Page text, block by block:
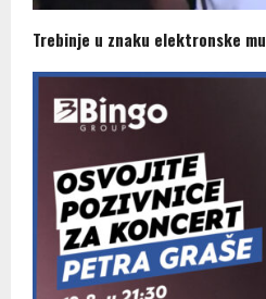
Trebinje u znaku elektronske